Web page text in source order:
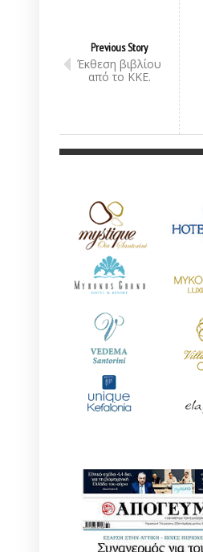
Previous Story
Έκθεση βιβλίου
από το ΚΚΕ.